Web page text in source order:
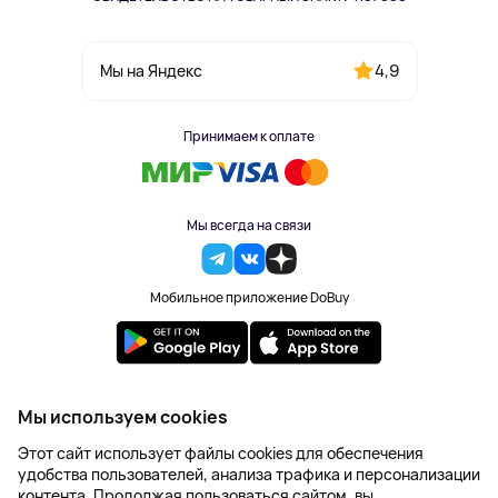
Мы на Яндекс 4,9
Принимаем к оплате
Мы всегда на связи
Мобильное приложение DoBuy
2023-2026 © DoBuy. Все права защищены
Правила обработки персональных данных
Пользовательское соглашение
Оферта
Мы используем cookies
Этот сайт использует файлы cookies для обеспечения
удобства пользователей, анализа трафика и персонализации